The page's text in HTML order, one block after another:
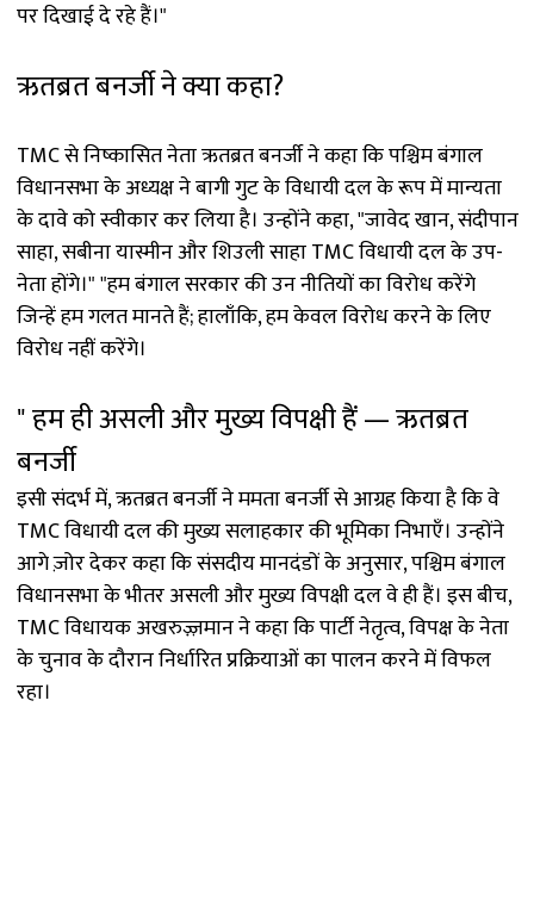
पर दिखाई दे रहे हैं।"
ऋतब्रत बनर्जी ने क्या कहा?
TMC से निष्कासित नेता ऋतब्रत बनर्जी ने कहा कि पश्चिम बंगाल
विधानसभा के अध्यक्ष ने बागी गुट के विधायी दल के रूप में मान्यता
के दावे को स्वीकार कर लिया है। उन्होंने कहा, "जावेद खान, संदीपान
साहा, सबीना यास्मीन और शिउली साहा TMC विधायी दल के उप-
नेता होंगे।" "हम बंगाल सरकार की उन नीतियों का विरोध करेंगे
जिन्हें हम गलत मानते हैं; हालाँकि, हम केवल विरोध करने के लिए
विरोध नहीं करेंगे।
" हम ही असली और मुख्य विपक्षी हैं — ऋतब्रत
बनर्जी
इसी संदर्भ में, ऋतब्रत बनर्जी ने ममता बनर्जी से आग्रह किया है कि वे
TMC विधायी दल की मुख्य सलाहकार की भूमिका निभाएँ। उन्होंने
आगे ज़ोर देकर कहा कि संसदीय मानदंडों के अनुसार, पश्चिम बंगाल
विधानसभा के भीतर असली और मुख्य विपक्षी दल वे ही हैं। इस बीच,
TMC विधायक अखरुज़्ज़मान ने कहा कि पार्टी नेतृत्व, विपक्ष के नेता
के चुनाव के दौरान निर्धारित प्रक्रियाओं का पालन करने में विफल
रहा।